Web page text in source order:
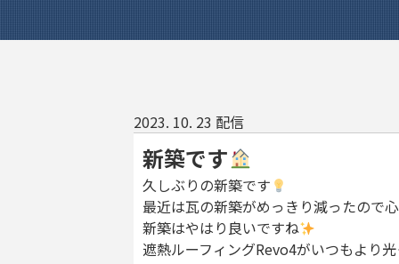
2023. 10. 23 配信
新築です
久しぶりの新築です
最近は瓦の新築がめっきり減ったので
新築はやはり良いですね
遮熱ルーフィングRevo4がいつもより